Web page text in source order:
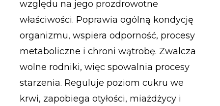
względu na jego prozdrowotne
właściwości. Poprawia ogólną kondycję
organizmu, wspiera odporność, procesy
metaboliczne i chroni wątrobę. Zwalcza
wolne rodniki, więc spowalnia procesy
starzenia. Reguluje poziom cukru we
krwi, zapobiega otyłości, miażdżycy i